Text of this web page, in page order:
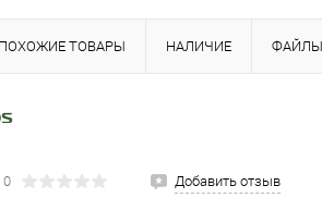
ПОХОЖИЕ ТОВАРЫ НАЛИЧИЕ ФАЙЛЫ
0 Добавить отзыв